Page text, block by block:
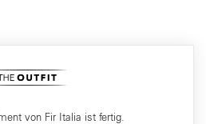
von Fir Italia ist fertig.